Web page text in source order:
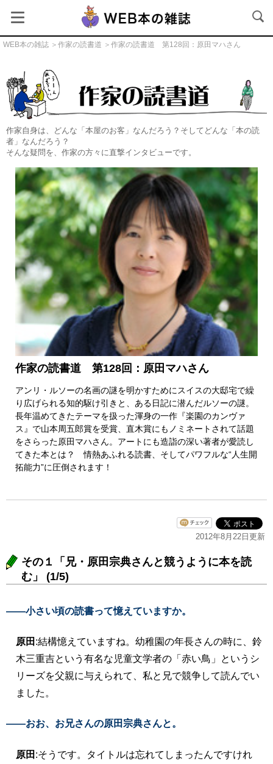
WEB本の雑誌 ＞ 作家の読書道 ＞作家の読書道 第128回：原田マハさん
作家の読書道
作家自身は、どんな「本屋のお客」なんだろう？そしてどんな「本の読
者」なんだろう？
そんな疑問を、作家の方々に直撃インタビューです。
作家の読書道 第128回：原田マハさん
アンリ・ルソーの名画の謎を明かすためにスイスの大邸宅で繰
り広げられる知的駆け引きと、ある日記に潜んだルソーの謎。
長年温めてきたテーマを扱った渾身の一作『楽園のカンヴァ
ス』で山本周五郎賞を受賞、直木賞にもノミネートされて話題
をさらった原田マハさん。アートにも造詣の深い著者が愛読し
てきた本とは？ 情熱あふれる読書、そしてパワフルな“人生開
拓能力”に圧倒されます！
2012年8月22日更新
その１「兄・原田宗典さんと競うように本を読
む」 (1/5)
――小さい頃の読書って憶えていますか。
原田 :結構憶えていますね。幼稚園の年長さんの時に、鈴
木三重吉という有名な児童文学者の「赤い鳥」というシ
リーズを父親に与えられて、私と兄で競争して読んでい
ました。
――おお、お兄さんの原田宗典さんと。
原田 :そうです。タイトルは忘れてしまったんですけれ